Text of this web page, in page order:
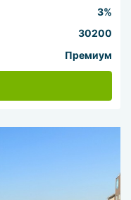
3%
30200
Премиум